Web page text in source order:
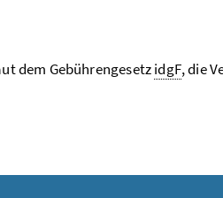
dem GebührengesetzidgF, die